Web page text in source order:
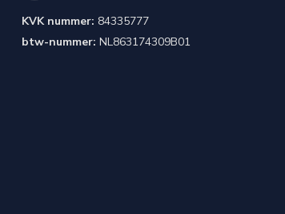
KVK nummer: 84335777
btw-nummer: NL863174309B01